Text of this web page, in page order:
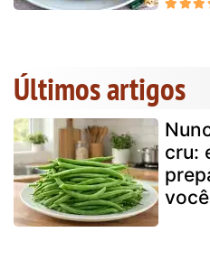
Últimos artigos
cru: